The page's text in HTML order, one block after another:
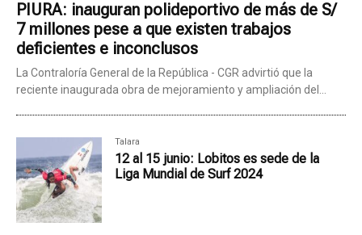
PIURA: inauguran polideportivo de más de S/
7 millones pese a que existen trabajos
deficientes e inconclusos
La Contraloría General de la República - CGR advirtió que la
reciente inaugurada obra de mejoramiento y ampliación del...
Talara
12 al 15 junio: Lobitos es sede de la
Liga Mundial de Surf 2024